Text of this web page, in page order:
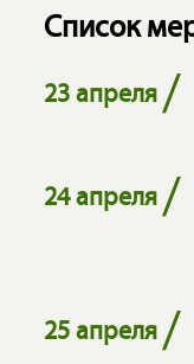
Список
23 апреля/
24 апреля/
25 апреля/